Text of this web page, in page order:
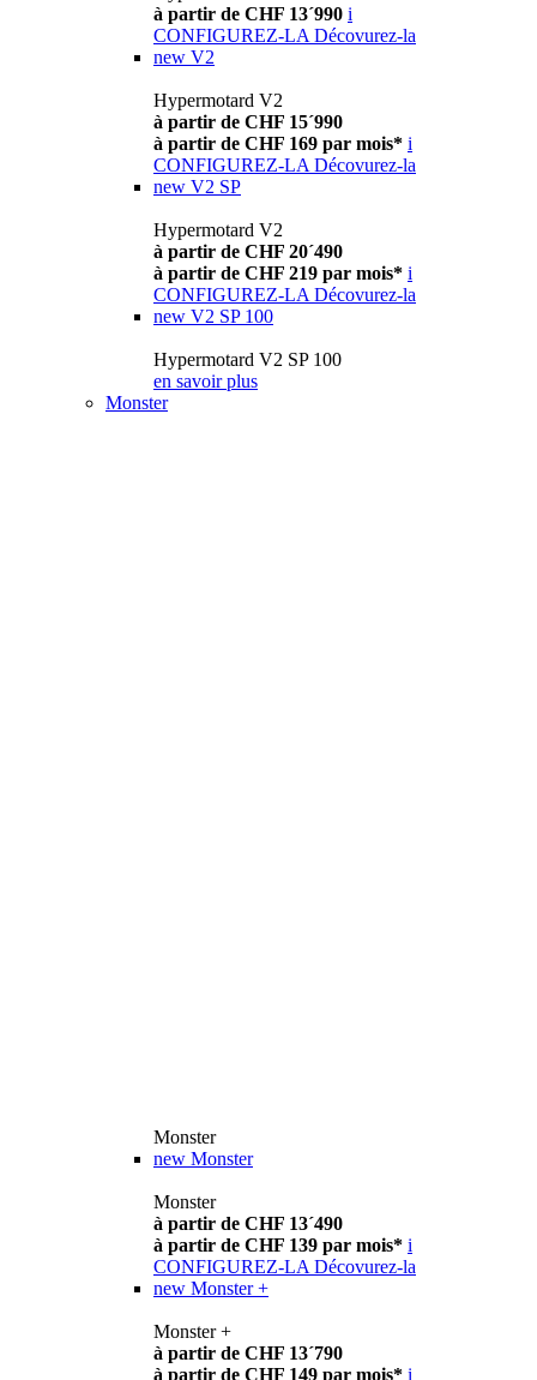
à partir de CHF 13´990 i
CONFIGUREZ-LA Décovurez-la
new V2
Hypermotard V2
à partir de CHF 15´990
à partir de CHF 169 par mois* i
CONFIGUREZ-LA Décovurez-la
new V2 SP
Hypermotard V2
à partir de CHF 20´490
à partir de CHF 219 par mois* i
CONFIGUREZ-LA Décovurez-la
new V2 SP 100
Hypermotard V2 SP 100
en savoir plus
Monster
Monster
new Monster
Monster
à partir de CHF 13´490
à partir de CHF 139 par mois* i
CONFIGUREZ-LA Décovurez-la
new Monster +
Monster +
à partir de CHF 13´790
à partir de CHF 149 par mois* i